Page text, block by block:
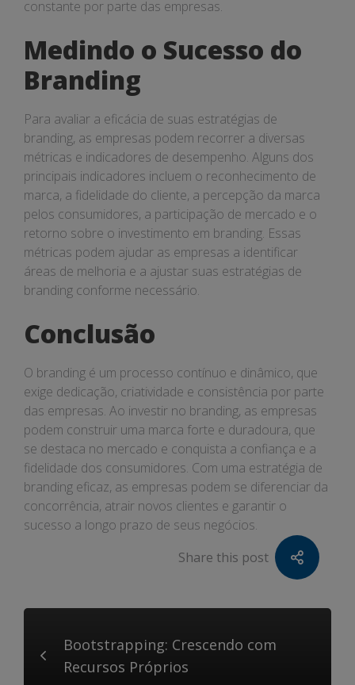
constante por parte das empresas.
Medindo o Sucesso do
Branding
Para avaliar a eficácia de suas estratégias de
branding, as empresas podem recorrer a diversas
métricas e indicadores de desempenho. Alguns dos
principais indicadores incluem o reconhecimento de
marca, a fidelidade do cliente, a percepção da marca
pelos consumidores, a participação de mercado e o
retorno sobre o investimento em branding. Essas
métricas podem ajudar as empresas a identificar
áreas de melhoria e a ajustar suas estratégias de
branding conforme necessário.
Conclusão
O branding é um processo contínuo e dinâmico, que
exige dedicação, criatividade e consistência por parte
das empresas. Ao investir no branding, as empresas
podem construir uma marca forte e duradoura, que
se destaca no mercado e conquista a confiança e a
fidelidade dos consumidores. Com uma estratégia de
branding eficaz, as empresas podem se diferenciar da
concorrência, atrair novos clientes e garantir o
sucesso a longo prazo de seus negócios.
Share this post
Bootstrapping: Crescendo com
Recursos Próprios